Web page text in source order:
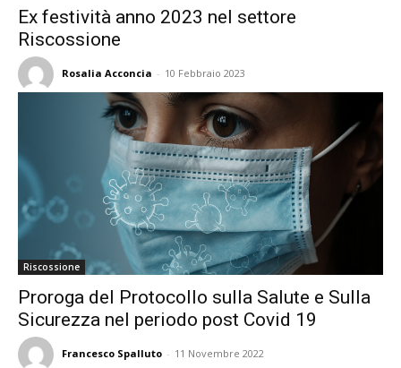
Ex festività anno 2023 nel settore
Riscossione
Rosalia Acconcia - 10 Febbraio 2023
Riscossione
Proroga del Protocollo sulla Salute e Sulla
Sicurezza nel periodo post Covid 19
Francesco Spalluto - 11 Novembre 2022